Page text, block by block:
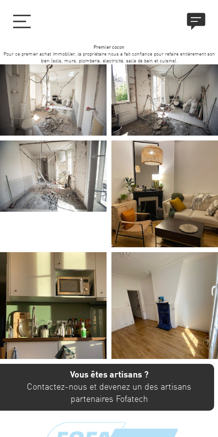
Premier cocon
Pour ce premier achat immobilier, la propriétaire nous a fait confiance pour refaire entièrement son
bien (sols, murs, plomberie, électricité, salle de bain et cuisine).
Vous êtes artisans ?
Contactez-nous et devenez un des artisans
partenaires Fofatech